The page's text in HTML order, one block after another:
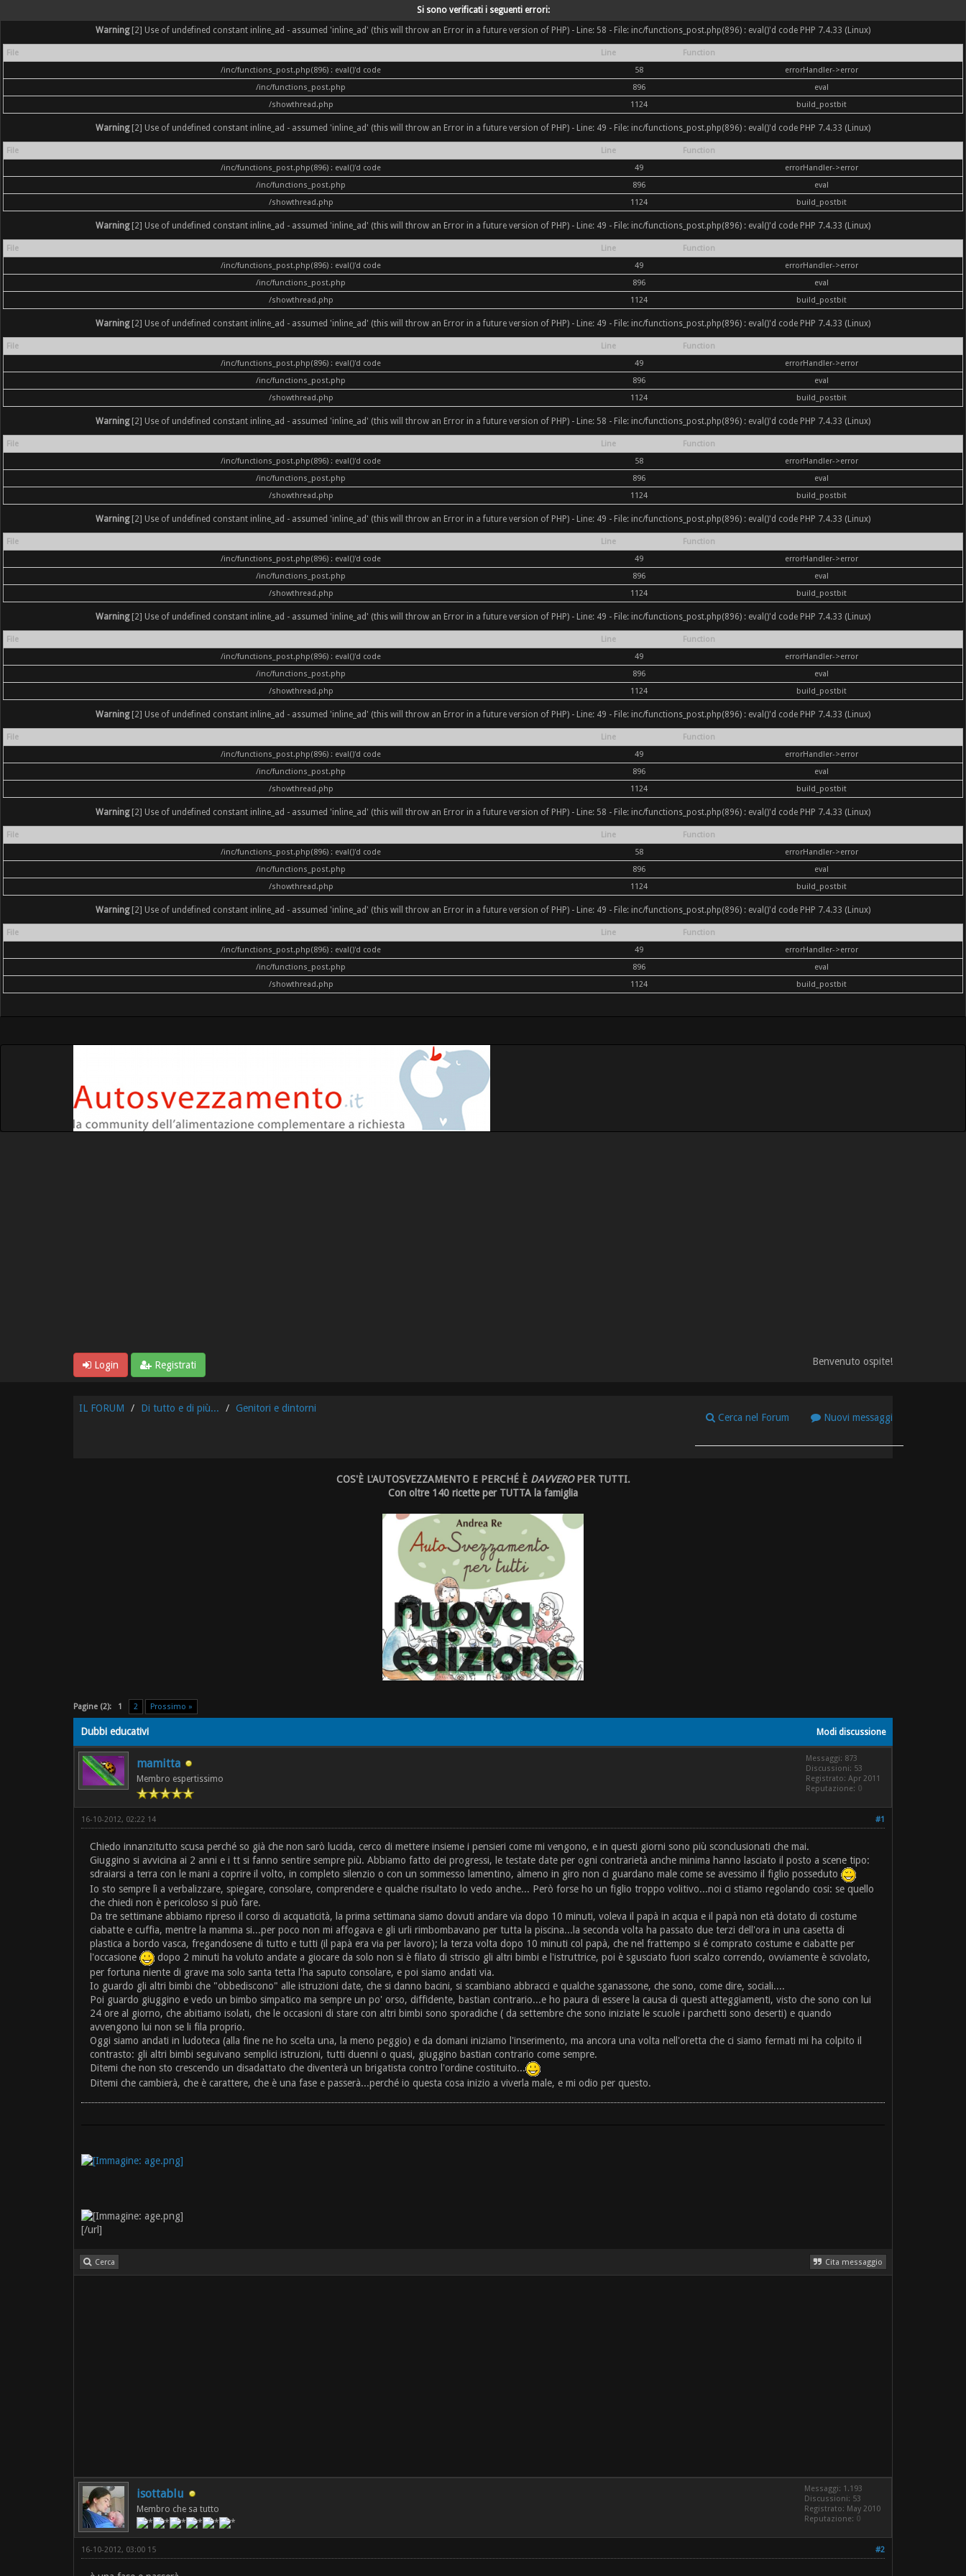
Si sono verificati i seguenti errori:
Warning[2] Use of undefined constant inline_ad - assumed 'inline_ad' (this will throw an Error in a future version of PHP) - Line: 58 - File: inc/functions_post.php(896) : eval()'d code PHP 7.4.33 (Linux)
File Line
Function
/inc/functions_post.php(896) : eval()'d code
58
errorHandler->error
/inc/functions_post.php
896
eval
/showthread.php
1124 build_postbit
Warning[2] Use of undefined constant inline_ad - assumed 'inline_ad' (this will throw an Error in a future version of PHP) - Line: 49 - File: inc/functions_post.php(896) : eval()'d code PHP 7.4.33 (Linux)
File Line
Function
/inc/functions_post.php(896) : eval()'d code
49
errorHandler->error
/inc/functions_post.php
896
eval
/showthread.php
1124 build_postbit
Warning[2] Use of undefined constant inline_ad - assumed 'inline_ad' (this will throw an Error in a future version of PHP) - Line: 49 - File: inc/functions_post.php(896) : eval()'d code PHP 7.4.33 (Linux)
File Line
Function
/inc/functions_post.php(896) : eval()'d code
49
errorHandler->error
/inc/functions_post.php
896
eval
/showthread.php
1124 build_postbit
Warning[2] Use of undefined constant inline_ad - assumed 'inline_ad' (this will throw an Error in a future version of PHP) - Line: 49 - File: inc/functions_post.php(896) : eval()'d code PHP 7.4.33 (Linux)
File Line
Function
/inc/functions_post.php(896) : eval()'d code
49
errorHandler->error
/inc/functions_post.php
896
eval
/showthread.php
1124 build_postbit
Warning[2] Use of undefined constant inline_ad - assumed 'inline_ad' (this will throw an Error in a future version of PHP) - Line: 58 - File: inc/functions_post.php(896) : eval()'d code PHP 7.4.33 (Linux)
File Line
Function
/inc/functions_post.php(896) : eval()'d code
58
errorHandler->error
/inc/functions_post.php
896
eval
/showthread.php
1124 build_postbit
Warning[2] Use of undefined constant inline_ad - assumed 'inline_ad' (this will throw an Error in a future version of PHP) - Line: 49 - File: inc/functions_post.php(896) : eval()'d code PHP 7.4.33 (Linux)
File Line
Function
/inc/functions_post.php(896) : eval()'d code
49
errorHandler->error
/inc/functions_post.php
896
eval
/showthread.php
1124 build_postbit
Warning[2] Use of undefined constant inline_ad - assumed 'inline_ad' (this will throw an Error in a future version of PHP) - Line: 49 - File: inc/functions_post.php(896) : eval()'d code PHP 7.4.33 (Linux)
File Line
Function
/inc/functions_post.php(896) : eval()'d code
49
errorHandler->error
/inc/functions_post.php
896
eval
/showthread.php
1124 build_postbit
Warning[2] Use of undefined constant inline_ad - assumed 'inline_ad' (this will throw an Error in a future version of PHP) - Line: 49 - File: inc/functions_post.php(896) : eval()'d code PHP 7.4.33 (Linux)
File Line
Function
/inc/functions_post.php(896) : eval()'d code
49
errorHandler->error
/inc/functions_post.php
896
eval
/showthread.php
1124 build_postbit
Warning[2] Use of undefined constant inline_ad - assumed 'inline_ad' (this will throw an Error in a future version of PHP) - Line: 58 - File: inc/functions_post.php(896) : eval()'d code PHP 7.4.33 (Linux)
File Line
Function
/inc/functions_post.php(896) : eval()'d code
58
errorHandler->error
/inc/functions_post.php
896
eval
/showthread.php
1124 build_postbit
Warning[2] Use of undefined constant inline_ad - assumed 'inline_ad' (this will throw an Error in a future version of PHP) - Line: 49 - File: inc/functions_post.php(896) : eval()'d code PHP 7.4.33 (Linux)
File Line
Function
/inc/functions_post.php(896) : eval()'d code
49
errorHandler->error
/inc/functions_post.php
896
eval
/showthread.php
1124 build_postbit
Login Registrati Benvenuto ospite!
Cerca nel Forum Nuovi messaggi
IL FORUM Di tutto e di più... Genitori e dintorni
COS'È L'AUTOSVEZZAMENTO E PERCHÉ È DAVVEROPER TUTTI.
Con oltre 140 ricette per TUTTA la famiglia
Pagine (2): 1 2 Prossimo »
Modi discussione
Dubbi educativi
mamitta
Membro espertissimo
Messaggi: 873
Discussioni: 53
Registrato: Apr 2011
Reputazione: 0
#1
16-10-2012, 02:22 14
Chiedo innanzitutto scusa perché so già che non sarò lucida, cerco di mettere insieme i pensieri come mi vengono, e in questi giorni sono più sconclusionati che mai.
Giuggino si avvicina ai 2 anni e i tt si fanno sentire sempre più. Abbiamo fatto dei progressi, le testate date per ogni contrarietà anche minima hanno lasciato il posto a scene tipo:
sdraiarsi a terra con le mani a coprire il volto, in completo silenzio o con un sommesso lamentino, almeno in giro non ci guardano male come se avessimo il figlio posseduto
Io sto sempre lì a verbalizzare, spiegare, consolare, comprendere e qualche risultato lo vedo anche... Però forse ho un figlio troppo volitivo...noi ci stiamo regolando cosi: se quello
che chiedi non è pericoloso si può fare.
Da tre settimane abbiamo ripreso il corso di acquaticità, la prima settimana siamo dovuti andare via dopo 10 minuti, voleva il papà in acqua e il papà non età dotato di costume
ciabatte e cuffia, mentre la mamma si...per poco non mi affogava e gli urli rimbombavano per tutta la piscina...la seconda volta ha passato due terzi dell'ora in una casetta di
plastica a bordo vasca, fregandosene di tutto e tutti (il papà era via per lavoro); la terza volta dopo 10 minuti col papà, che nel frattempo si é comprato costume e ciabatte per
l'occasione
dopo 2 minuti ha voluto andate a giocare da solo non si è filato di striscio gli altri bimbi e l'istruttrice, poi è sgusciato fuori scalzo correndo, ovviamente è scivolato,
per fortuna niente di grave ma solo santa tetta l'ha saputo consolare, e poi siamo andati via.
Io guardo gli altri bimbi che "obbediscono" alle istruzioni date, che si danno bacini, si scambiano abbracci e qualche sganassone, che sono, come dire, sociali....
Poi guardo giuggino e vedo un bimbo simpatico ma sempre un po' orso, diffidente, bastian contrario...e ho paura di essere la causa di questi atteggiamenti, visto che sono con lui
24 ore al giorno, che abitiamo isolati, che le occasioni di stare con altri bimbi sono sporadiche ( da settembre che sono iniziate le scuole i parchetti sono deserti) e quando
avvengono lui non se li fila proprio.
Oggi siamo andati in ludoteca (alla fine ne ho scelta una, la meno peggio) e da domani iniziamo l'inserimento, ma ancora una volta nell'oretta che ci siamo fermati mi ha colpito il
contrasto: gli altri bimbi seguivano semplici istruzioni, tutti duenni o quasi, giuggino bastian contrario come sempre.
Ditemi che non sto crescendo un disadattato che diventerà un brigatista contro l'ordine costituito...
Ditemi che cambierà, che è carattere, che è una fase e passerà...perché io questa cosa inizio a viverla male, e mi odio per questo.
[/url]
Cerca Cita messaggio
isottablu
Membro che sa tutto
Messaggi: 1.193
Discussioni: 53
Registrato: May 2010
Reputazione: 0
#2
16-10-2012, 03:00 15